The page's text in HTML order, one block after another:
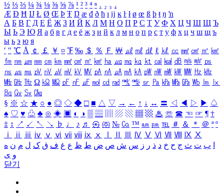
½ ⅓ ⅔ ¼ ¾ ⅛ ⅜ ⅝ ⅞ ¹ ² ³ ⁴ ⁿ ₁ ₂ ₃ ₄
Æ Ð Ħ Ĳ Ł Ø Œ Þ Ŧ Ŋ æ đ ð ħ ı ĳ ĸ ŀ ł ø œ ß þ ŧ ŋ ŉ
А Б В Г Д Е Ё Ж З И Й К Л М Н О П Р С Т У Ф Х Ц Ч Ш Щ Ъ
Ы Ь Э Ю Я а б в г д е ё ж з и й к л м н о п р с т у ф х ц ч ш щ ъ
ы ь э ю я
′ ″ ℃ Å ￠ ￡ ￥ ¤ ℉ ‰ ＄ ％ Ｆ ￦ ㎕ ㎖ ㎗ ℓ ㎘ ㏄ ㎣ ㎤ ㎥ ㎦
㎙ ㎚ ㎛ ㎜ ㎝ ㎞ ㎟ ㎠ ㎡ ㎢ ㏊ ㎍ ㎎ ㎏ ㏏ ㎈ ㎉ ㏈ ㎧ ㎨ ㎰
㎱ ㎲ ㎳ ㎴ ㎵ ㎶ ㎷ ㎸ ㎹ ㎀ ㎁ ㎂ ㎃ ㎄ ㎺ ㎻ ㎽ ㎾ ㎿ ㎐ ㎑
㎒ ㎓ ㎔ Ω ㏀ ㏁ ㎊ ㎋ ㎌ ㏖ ㏅ ㎭ ㎮ ㎯ ㏛ ㎩ ㎪ ㎫ ㎬ ㏝ ㏐
㏓
㏃ ㏉ ㏜ ㏆
§ ※ ☆ ★ ○ ● ◎ ◇ ◆ □ ■ △ ▽ → ← ↑ ↓ ↔ 〓 ◁ ◀ ▷ ▶ ♤
♠ ♡ ♥ ♧ ♣ ⊙ ◈ ▣ ◐ ◑ ▒ ▤ ▨ ▧ ▦ ▩ ♨ ☏ ☎ ☜ ☞ ¶ †
‡ ↕ ↗ ↙ ↖ ↘ ♭ ♩ ♪ ♬ ㉿ ㈜ № ㏇ ™ ㏂ ㏘ ℡ ＃ ＆ ＊ ＠ ª º
ⅰ
ⅱ ⅲ ⅳ ⅴ ⅵ ⅶ ⅷ ⅸ ⅹ Ⅳ Ⅴ Ⅵ Ⅶ Ⅷ Ⅸ Ⅹ
ب ت ث ج ح خ د ذ ر ز س ش ص ض ط ظ ع غ ف ق ک ل م ن ه
و ی
닫기